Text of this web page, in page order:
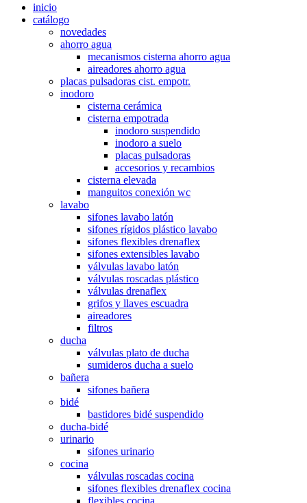
inicio
catálogo
novedades
ahorro agua
mecanismos cisterna ahorro agua
aireadores ahorro agua
placas pulsadoras cist. empotr.
inodoro
cisterna cerámica
cisterna empotrada
inodoro suspendido
inodoro a suelo
placas pulsadoras
accesorios y recambios
cisterna elevada
manguitos conexión wc
lavabo
sifones lavabo latón
sifones rígidos plástico lavabo
sifones flexibles drenaflex
sifones extensibles lavabo
válvulas lavabo latón
válvulas roscadas plástico
válvulas drenaflex
grifos y llaves escuadra
aireadores
filtros
ducha
válvulas plato de ducha
sumideros ducha a suelo
bañera
sifones bañera
bidé
bastidores bidé suspendido
ducha-bidé
urinario
sifones urinario
cocina
válvulas roscadas cocina
sifones flexibles drenaflex cocina
flexibles cocina